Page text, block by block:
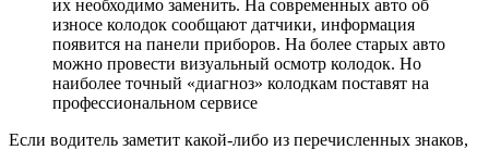
их необходимо заменить. На современных авто об
износе колодок сообщают датчики, информация
появится на панели приборов. На более старых авто
можно провести визуальный осмотр колодок. Но
наиболее точный «диагноз» колодкам поставят на
профессиональном сервисе
Если водитель заметит какой-либо из перечисленных знаков,